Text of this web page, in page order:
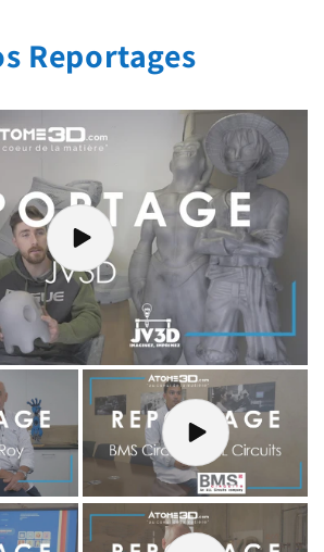
Reportages